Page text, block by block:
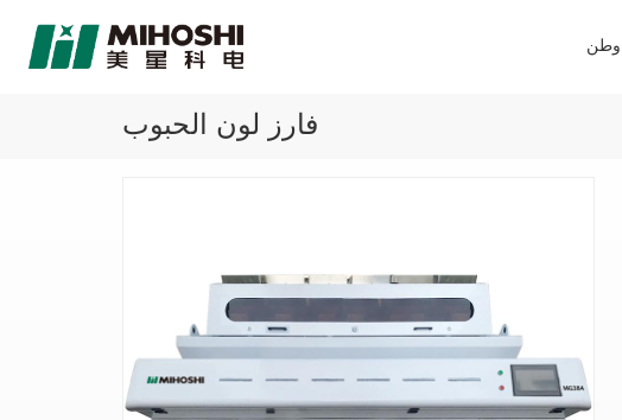
وطن
فارز لون الحبوب